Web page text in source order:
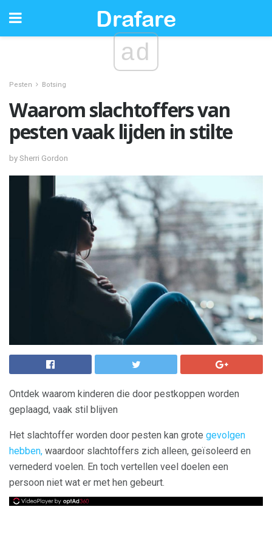
ad
Pesten Botsing
Waarom slachtoffers van
pesten vaak lijden in stilte
by Sherri Gordon
Ontdek waarom kinderen die door pestkoppen worden
geplaagd, vaak stil blijven
Het slachtoffer worden door pesten kan grote gevolgen
hebben, waardoor slachtoffers zich alleen, geïsoleerd en
vernederd voelen. En toch vertellen veel doelen een
persoon niet wat er met hen gebeurt.